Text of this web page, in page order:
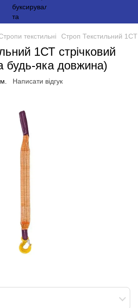
текстильні Строп Текстильний 1СТ
1СТ стрічковий
будь-яка довжина)
Написати відгук